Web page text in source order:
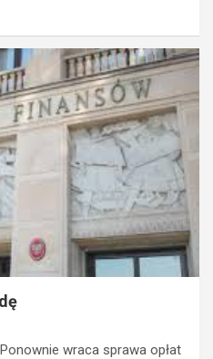
wraca sprawa opłat